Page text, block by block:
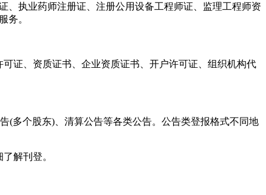
、执业药师注册证、注册公用设备工程师证、监理工程师资
务。
证、资质证书、企业资质证书、开户许可证、组织机构代
(多个股东)、清算公告等各类公告。公告类登报格式不同地
解刊登。